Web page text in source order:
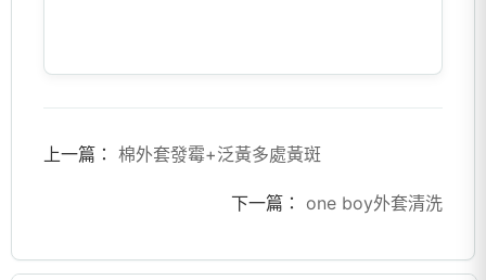
上一篇： 棉外套發霉+泛黃多處黃斑
下一篇： one boy外套清洗